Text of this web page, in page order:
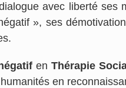
avec liberté ses
», ses
en Thérapie
en